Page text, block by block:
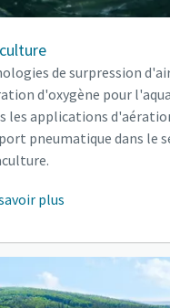
de surpression
d'oxygène pour
les applications
pneumatique dans le
plus